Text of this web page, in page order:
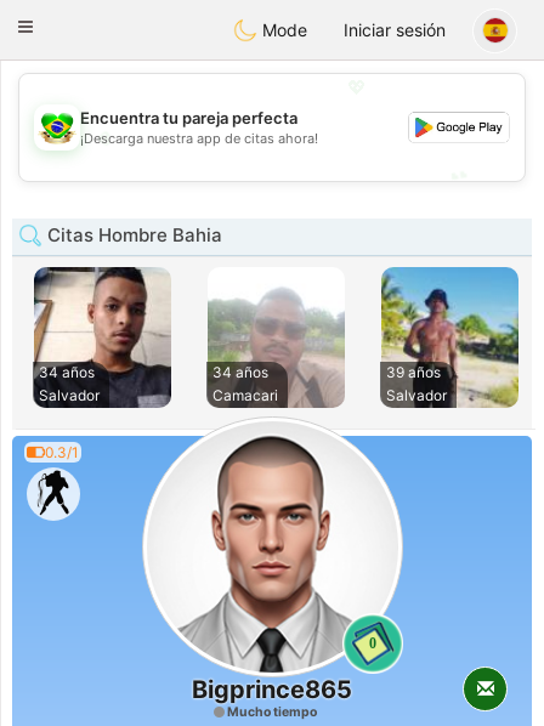
BrasilConversar
Toggle
Mode Iniciar sesión
💖
💕
Encuentra tu pareja perfecta
¡Descarga nuestra app de citas ahora!
Citas Hombre Bahia
34 años
Salvador
34 años
Camacari
39 años
Salvador
0.3/1
0
Bigprince865
Mucho tiempo